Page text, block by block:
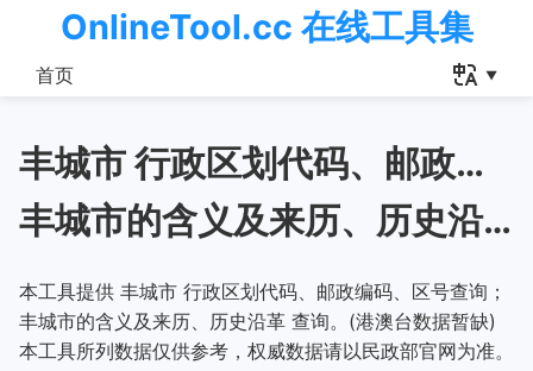
OnlineTool.cc 在线工具集
首页
丰城市 行政区划代码、邮政编码、区号查询
丰城市的含义及来历、历史沿革
本工具提供 丰城市 行政区划代码、邮政编码、区号查询；
丰城市的含义及来历、历史沿革 查询。(港澳台数据暂缺)
本工具所列数据仅供参考，权威数据请以民政部官网为准。